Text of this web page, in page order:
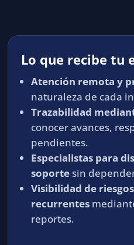
Lo que recibe tu
Atención remota y
naturaleza de cada
Trazabilidad
conocer avances,
pendientes.
Especialistas para
soportesin
Visibilidad de
recurrentes
reportes.